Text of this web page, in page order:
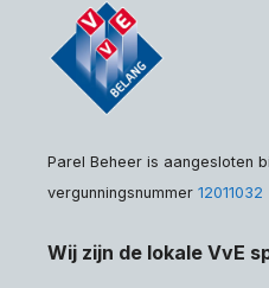
Parel Beheer is aangesloten
vergunningsnummer 12011032
Wij zijn de lokale VvE